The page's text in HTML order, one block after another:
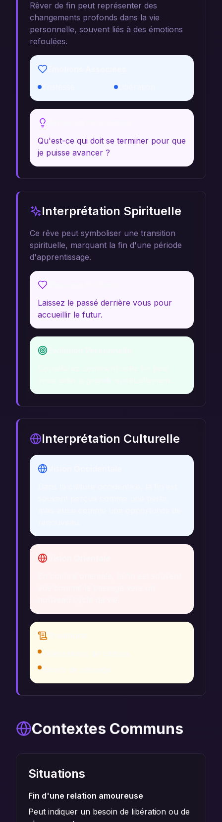
Rêver de fin peut représenter des
changements profonds dans la vie
personnelle, souvent liés à des émotions
refoulées.
Libération
Qu'est-ce qui doit se terminer pour que
je puisse avancer ?
Interprétation Spirituelle
Ce rêve peut symboliser une transition
spirituelle, marquant la fin d'une période
d'apprentissage.
Laissez le passé derrière vous pour
accueillir le futur.
Interprétation Culturelle
Contextes Communs
Situations
Fin d'une relation amoureuse
Peut indiquer un besoin de libération ou de